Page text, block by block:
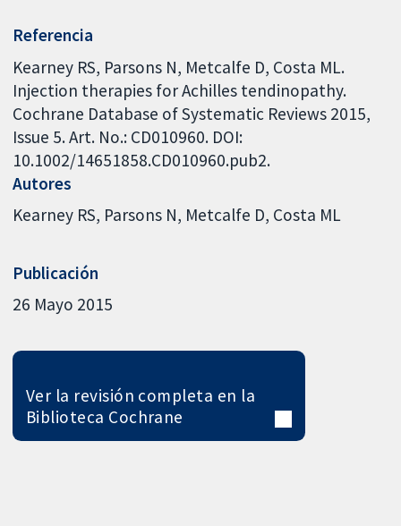
Referencia
Kearney RS, Parsons N, Metcalfe D, Costa ML.
Injection therapies for Achilles tendinopathy.
Cochrane Database of Systematic Reviews 2015,
Issue 5. Art. No.: CD010960. DOI:
10.1002/14651858.CD010960.pub2.
Autores
Kearney RS Parsons N Metcalfe D Costa ML
Publicación
26 Mayo 2015
Ver la revisión completa en la
Biblioteca Cochrane